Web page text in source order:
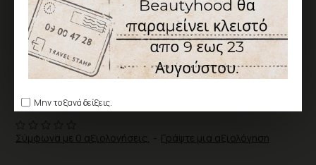
Μην το ξανά δείξεις.
Σύμφωνα με 0 αξιολογήσεις. - Γράψτε μια αξιολόγηση
ΚΑΛΆΘΙ
ΑΓΟΡΆ
ΕΠΙΘΥΜΗΤΌ ΣΎΓΚΡΙΣΗ